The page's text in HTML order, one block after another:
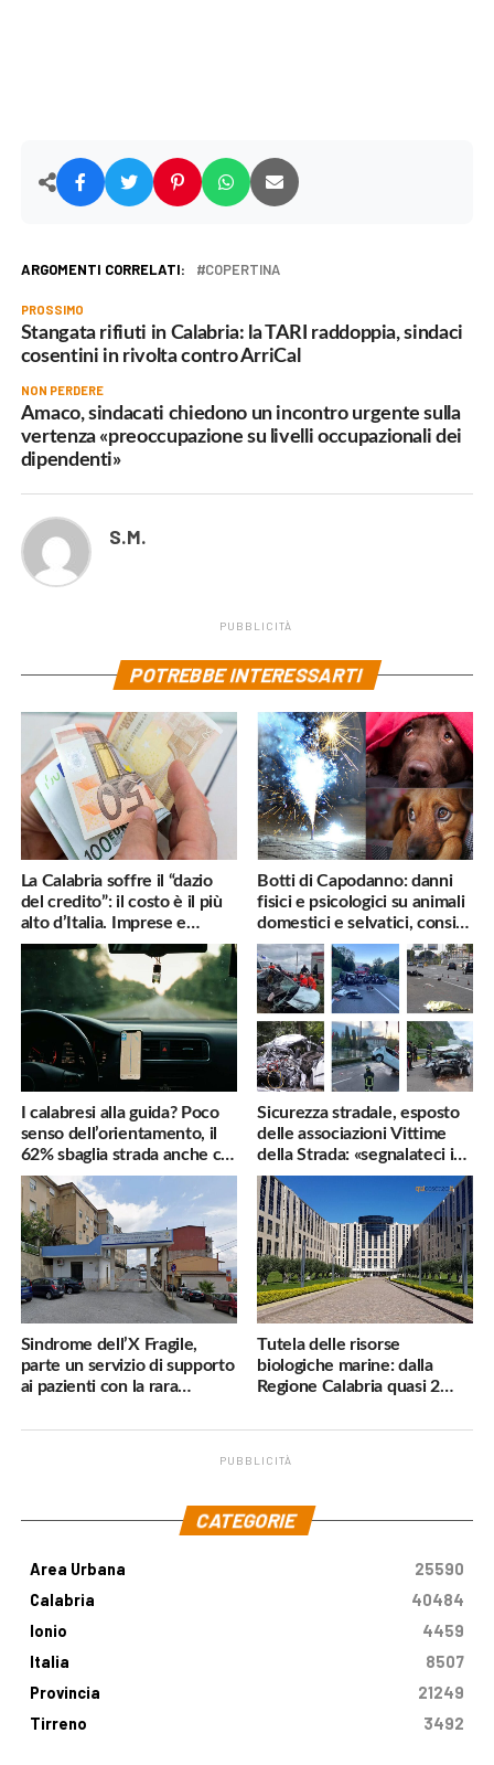
ARGOMENTI CORRELATI: COPERTINA
PROSSIMO
Stangata rifiuti in Calabria: la TARI raddoppia, sindaci
cosentini in rivolta contro ArriCal
NON PERDERE
Amaco, sindacati chiedono un incontro urgente sulla
vertenza «preoccupazione su livelli occupazionali dei
dipendenti»
S.M.
PUBBLICITÀ
POTREBBE INTERESSARTI
La Calabria soffre il “dazio
del credito”: il costo è il più
alto d’Italia. Imprese e
famiglie penalizzate
Botti di Capodanno: danni
fisici e psicologici su animali
domestici e selvatici, consigli
utili
I calabresi alla guida? Poco
senso dell’orientamento, il
62% sbaglia strada anche col
navigatore
Sicurezza stradale, esposto
delle associazioni Vittime
della Strada: «segnalateci i
pericoli, interverremo
subito»
Sindrome dell’X Fragile,
parte un servizio di supporto
ai pazienti con la rara
Tutela delle risorse
biologiche marine: dalla
Regione Calabria quasi 2
PUBBLICITÀ
CATEGORIE
Area Urbana
25590
Calabria
40484
Ionio
4459
Italia
8507
Provincia
21249
Tirreno
3492